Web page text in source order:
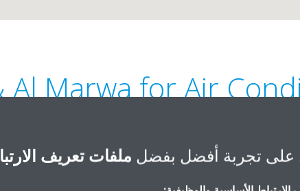
Al Marwa for Air
على تجربة أفضل بفضل ملفات تعريف